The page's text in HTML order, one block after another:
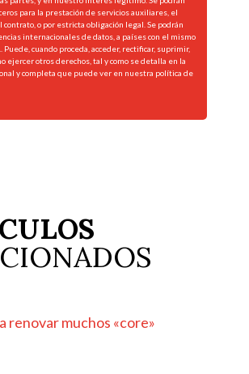
para la prestación de servicios auxiliares, el
o por estricta obligación legal. Se podrán
internacionales de datos, a países con el mismo
cuando proceda, acceder, rectificar, suprimir,
ejercer otros derechos, tal y como se detalla en la
y completa que puede ver en nuestra política de